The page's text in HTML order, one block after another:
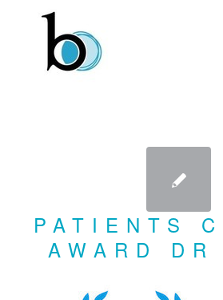
PATIENTS
AWARD DR